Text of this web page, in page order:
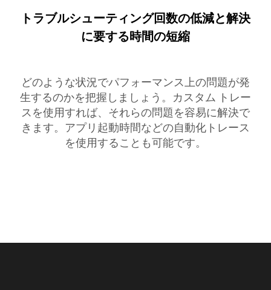
トラブルシューティング回数の低減と解決
に要する時間の短縮
どのような状況でパフォーマンス上の問題が発
生するのかを把握しましょう。カスタム トレー
スを使用すれば、それらの問題を容易に解決で
きます。アプリ起動時間などの自動化トレース
を使用することも可能です。